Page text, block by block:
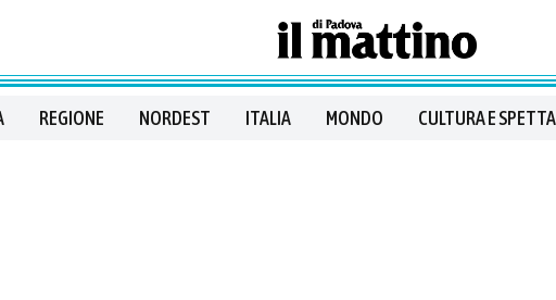
REGIONE NORDEST ITALIA MONDO CULTURA E